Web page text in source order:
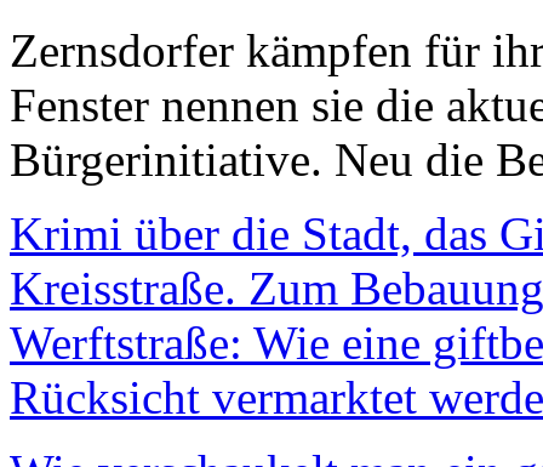
Zernsdorfer kämpfen für
Fenster nennen sie die
Bürgerinitiative. Neu die
Krimi über die Stadt, das
Kreisstraße. Zum
Werftstraße: Wie eine
Rücksicht vermarktet